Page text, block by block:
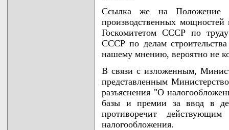
Ссылка же на Положение
производственных мощностей
Госкомитетом СССР по
СССР по делам
нашему мнению, вероятно не
В связи с изложенным,
представленным
разъяснения "О
базы и премии за ввод в
противоречит
налогообложения.